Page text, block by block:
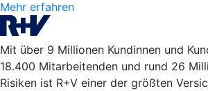
Mehr erfahren
Mit über 9 Millionen Kundinnen und
18.400 Mitarbeitenden und rund 26
Risiken ist R+V einer der größten